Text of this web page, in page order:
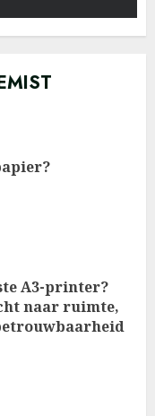
A3-printer?
naar ruimte,